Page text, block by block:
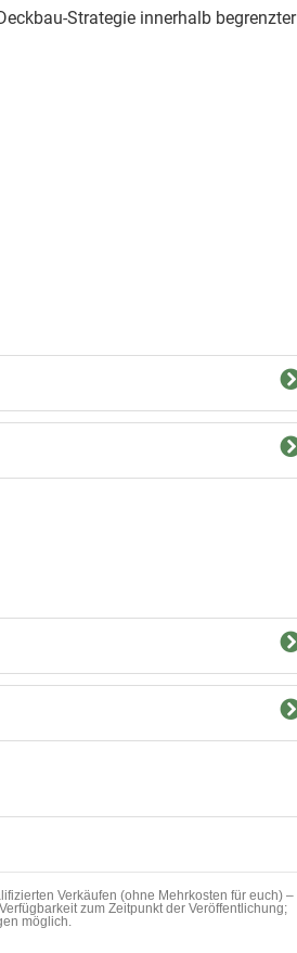
Strategie innerhalb begrenzter
Verkäufen (ohne Mehrkosten für euch) –
zum Zeitpunkt der Veröffentlichung;
möglich.